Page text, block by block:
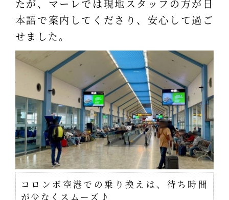
たが、マーレでは現地スタッフの方が日
本語で案内してくださり、安心して過ご
せました。
コロンボ空港での乗り換えは、待ち時間
が少なくスムーズ♪